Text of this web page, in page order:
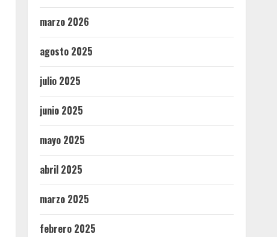
marzo 2026
agosto 2025
julio 2025
junio 2025
mayo 2025
abril 2025
marzo 2025
febrero 2025